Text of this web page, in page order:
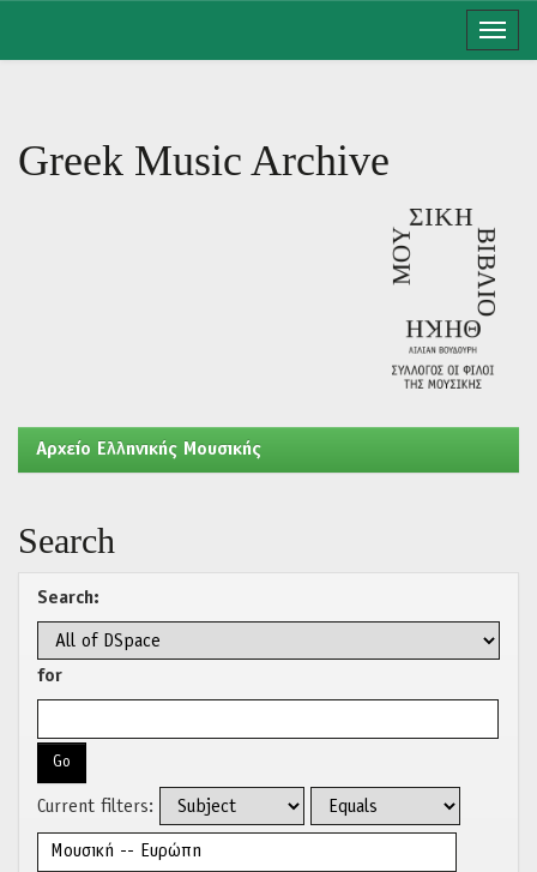
Greek Music Archive
Aρχείο Ελληνικής Μουσικής
Search
Search:
for
Current filters: